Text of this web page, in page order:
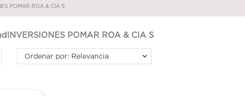
POMAR ROA & CIA S
POMAR ROA & CIA S
Ordenar por: Relevancia